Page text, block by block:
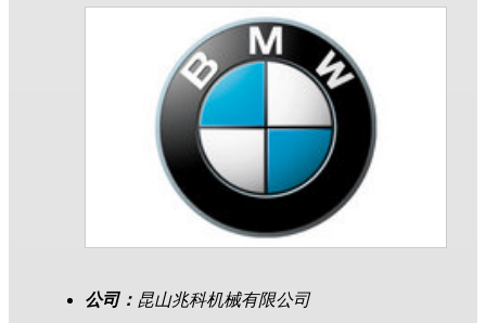
公司： 昆山兆科机械有限公司